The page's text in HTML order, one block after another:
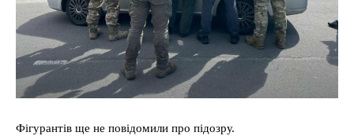
Фігурантів ще не повідомили про підозру.